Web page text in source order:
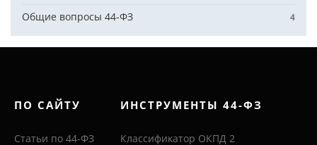
Общие вопросы 44-ФЗ 4
ПО САЙТУ
Статьи по 44-ФЗ
ИНСТРУМЕНТЫ 44-ФЗ
Классификатор ОКПД 2